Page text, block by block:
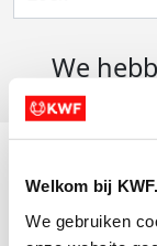
Welkom bij
We gebruiken
We